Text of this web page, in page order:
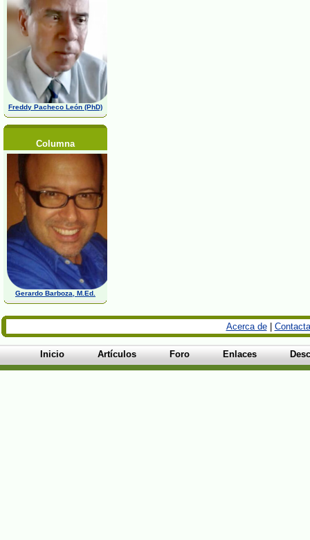
Freddy Pacheco León (PhD)
Columna
Gerardo Barboza, M.Ed.
Acerca de|
Inicio Artículos Foro Enlaces